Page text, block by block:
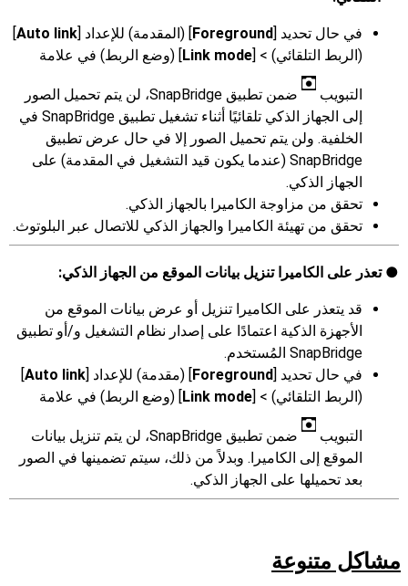
في حال تحديد [ Foreground ] (المقدمة) للإعداد [ Auto link
(الربط التلقائي) > [ Link mode ] (وضع الربط) في علامة
التبويب
ضمن تطبيق SnapBridge، لن يتم تحميل الصور
إلى الجهاز الذكي تلقائيًا أثناء تشغيل تطبيق SnapBridge في
الخلفية. ولن يتم تحميل الصور إلا في حال عرض تطبيق
SnapBridge (عندما يكون قيد التشغيل في المقدمة) على
الجهاز الذكي.
تحقق من مزاوجة الكاميرا بالجهاز الذكي.
تحقق من تهيئة الكاميرا والجهاز الذكي للاتصال عبر البلوتوث.
تعذر على الكاميرا تنزيل بيانات الموقع من الجهاز الذكي:
قد يتعذر على الكاميرا تنزيل أو عرض بيانات الموقع من
الأجهزة الذكية اعتمادًا على إصدار نظام التشغيل و/أو تطبيق
SnapBridge المُستخدم.
في حال تحديد [ Foreground ] (مقدمة) للإعداد [ Auto link
(الربط التلقائي) > [ Link mode ] (وضع الربط) في علامة
التبويب
ضمن تطبيق SnapBridge، لن يتم تنزيل بيانات
الموقع إلى الكاميرا. وبدلاً من ذلك، سيتم تضمينها في الصور
بعد تحميلها على الجهاز الذكي.
مشاكل متنوعة